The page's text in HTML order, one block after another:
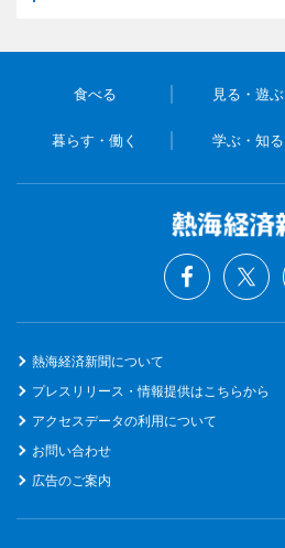
食べる 見る・遊ぶ
暮らす・働く 学ぶ・知る
熱海経済新聞について
プレスリリース・情報提供はこちらから
アクセスデータの利用について
お問い合わせ
広告のご案内